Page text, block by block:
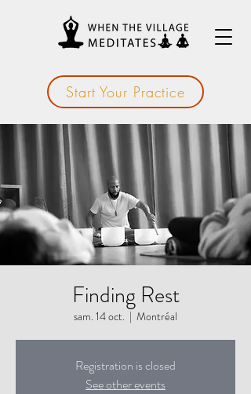
Start Your Practice
Finding Rest
sam. 14 oct.
  |
Montréal
Registration is closed
See other events